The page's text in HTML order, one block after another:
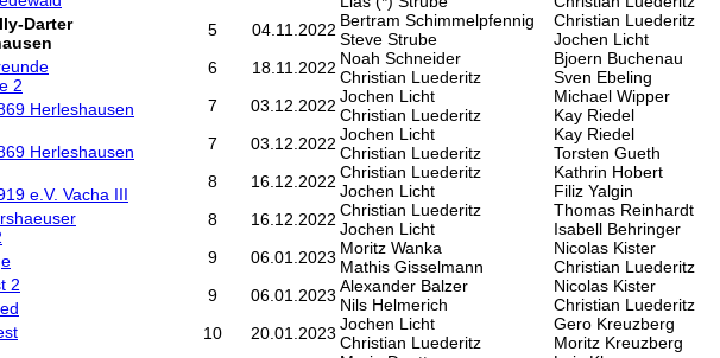
Darter
2
Herleshausen
Herleshausen
e.V. Vacha III
2
5
04.11.2022 Bertram Schimmelpfennig
Steve Strube
Christian Luederitz
Jochen Licht
6
18.11.2022 Noah Schneider
Christian Luederitz
Bjoern Buchenau
Sven Ebeling
7
03.12.2022 Jochen Licht
Christian Luederitz
Michael Wipper
Kay Riedel
7
03.12.2022 Jochen Licht
Christian Luederitz
Kay Riedel
Torsten Gueth
8
16.12.2022 Christian Luederitz
Jochen Licht
Kathrin Hobert
Filiz Yalgin
8
16.12.2022 Christian Luederitz
Jochen Licht
Thomas Reinhardt
Isabell Behringer
9
06.01.2023 Moritz Wanka
Mathis Gisselmann
Nicolas Kister
Christian Luederitz
9
06.01.2023 Alexander Balzer
Nils Helmerich
Nicolas Kister
Christian Luederitz
10
20.01.2023 Jochen Licht
Christian Luederitz
Gero Kreuzberg
Moritz Kreuzberg